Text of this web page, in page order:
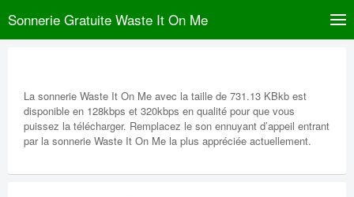
Sonnerie Gratuite Waste It On Me
La sonnerie Waste It On Me avec la taille de 731.13 KBkb est
disponible en 128kbps et 320kbps en qualité pour que vous
puissez la télécharger. Remplacez le son ennuyant d’appeil entrant
par la sonnerie Waste It On Me la plus appréciée actuellement.